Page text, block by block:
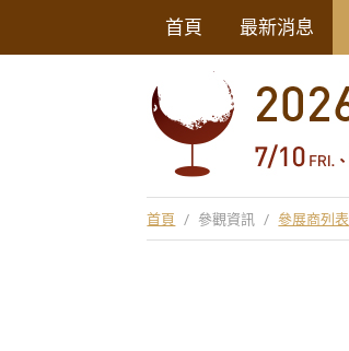
首頁 最新消息
首頁 / 參觀資訊 / 參展商列表